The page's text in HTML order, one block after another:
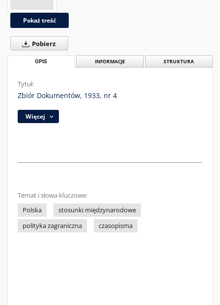
Pokaż treść
Pobierz
OPIS INFORMACJE STRUKTURA
Tytuł:
Zbiór Dokumentów, 1933, nr 4
Więcej
Temat i słowa kluczowe:
Polska
stosunki międzynarodowe
polityka zagraniczna
czasopisma